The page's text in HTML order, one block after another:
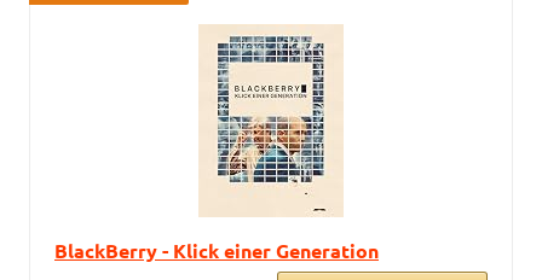
BlackBerry - Klick einer Generation